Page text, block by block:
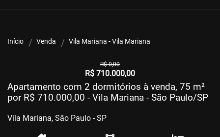
Início Venda Vila Mariana - Vila Mariana
R$ 0,00
R$ 710.000,00
Apartamento com 2 dormitórios à venda, 75 m²
por R$ 710.000,00 - Vila Mariana - São Paulo/SP
Vila Mariana, São Paulo - SP